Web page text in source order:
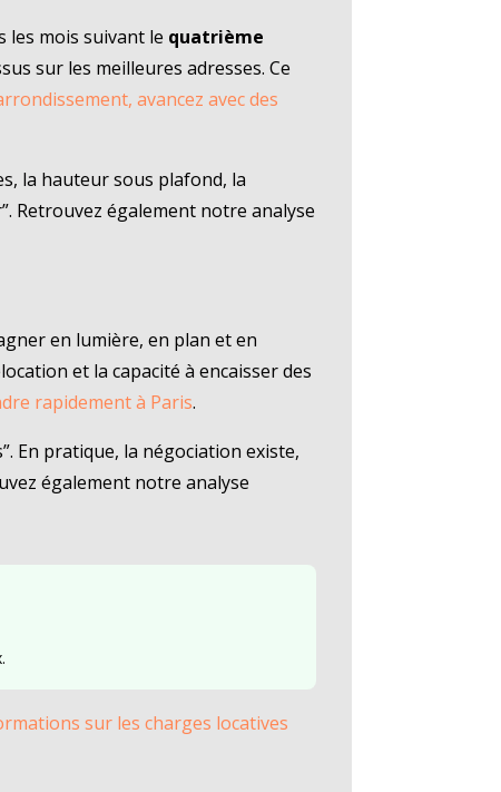
les mois suivant le quatrième
sur les meilleures adresses. Ce
avancez avec des
la hauteur sous plafond, la
Retrouvez également notre analyse
en lumière, en plan et en
et la capacité à encaisser des
rapidement à Paris.
En pratique, la négociation existe,
également notre analyse
sur les charges locatives